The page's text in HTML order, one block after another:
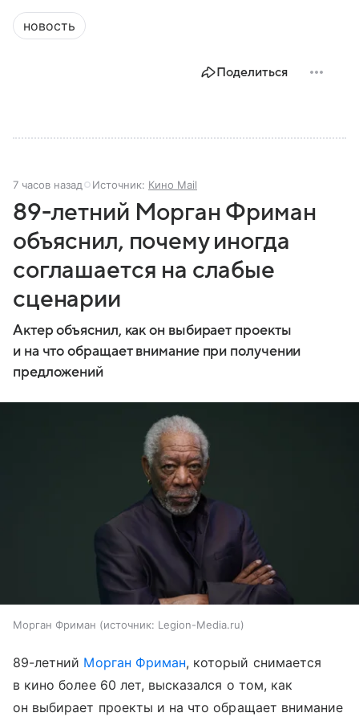
новость
Поделиться
7 часов назад Источник: Кино Mail
89-летний Морган Фриман
объяснил, почему иногда
соглашается на слабые
сценарии
Актер объяснил, как он выбирает проекты
и на что обращает внимание при получении
предложений
Морган Фриман источник: Legion-Media.ru
89-летний Морган Фриман, который снимается
в кино более 60 лет, высказался о том, как
он выбирает проекты и на что обращает внимание